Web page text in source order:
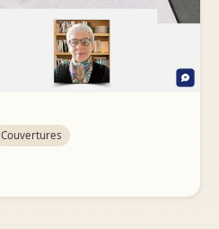
Couvertures